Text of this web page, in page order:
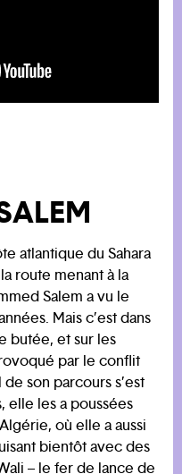
atlantique du Sahara
route menant à la
Salem a vu le
Mais c’est dans
butée, et sur les
par le conflit
son parcours s’est
elle les a poussées
où elle a aussi
bientôt avec des
– le fer de lance de